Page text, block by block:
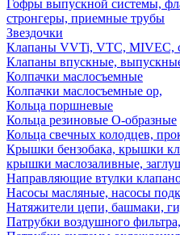
Гофры выпускной системы,
стронгеры, приемные трубы
Звездочки
Клапаны VVTi, VTC, MIVEC,
Клапаны впускные,
Колпачки маслосъемные
Колпачки маслосъемные ор,
Кольца поршневые
Кольца резиновые О-образные
Кольца свечных колодцев,
Крышки бензобака, крышки
крышки маслозаливные,
Направляющие втулки
Насосы масляные, насосы
Натяжители цепи, башмаки,
Патрубки воздушного